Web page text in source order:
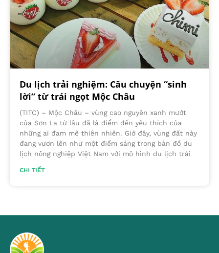
Du lịch trải nghiệm: Câu chuyện “sinh
lời” từ trái ngọt Mộc Châu
(TITC) – Mộc Châu – vùng cao nguyên xanh mướt
của Sơn La từ lâu đã là điểm đến yêu thích của
những ai đam mê thiên nhiên. Giờ đây, vùng đất này
đang vươn lên như một điểm sáng trong bản đồ du
lịch nông nghiệp Việt Nam với mô hình du lịch trải
CHI TIẾT